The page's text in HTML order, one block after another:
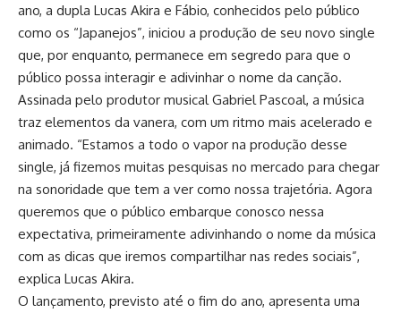
ano, a dupla Lucas Akira e Fábio, conhecidos pelo público
como os “Japanejos”, iniciou a produção de seu novo single
que, por enquanto, permanece em segredo para que o
público possa interagir e adivinhar o nome da canção.
Assinada pelo produtor musical Gabriel Pascoal, a música
traz elementos da vanera, com um ritmo mais acelerado e
animado. “Estamos a todo o vapor na produção desse
single, já fizemos muitas pesquisas no mercado para chegar
na sonoridade que tem a ver como nossa trajetória. Agora
queremos que o público embarque conosco nessa
expectativa, primeiramente adivinhando o nome da música
com as dicas que iremos compartilhar nas redes sociais”,
explica Lucas Akira.
O lançamento, previsto até o fim do ano, apresenta uma